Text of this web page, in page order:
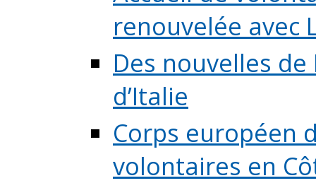
renouvelée avec
Des nouvelles
d’Italie
Corps européen
volontaires en